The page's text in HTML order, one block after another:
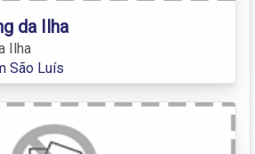
da Ilha
Ilha
São Luís